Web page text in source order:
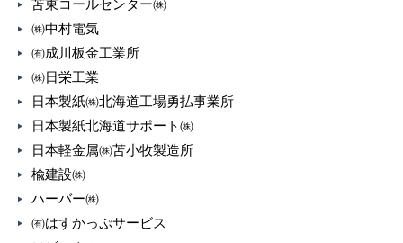
苫東コールセンター㈱
㈱中村電気
㈲成川板金工業所
㈱日栄工業
日本製紙㈱北海道工場勇払事業所
日本製紙北海道サポート㈱
日本軽金属㈱苫小牧製造所
楡建設㈱
ハーバー㈱
㈲はすかっぷサービス